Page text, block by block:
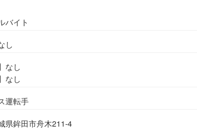
バイト
し
なし
なし
運転手
県鉾田市舟木211-4